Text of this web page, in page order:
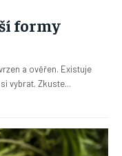
formy
a ověřen. Existuje
vybrat. Zkuste...